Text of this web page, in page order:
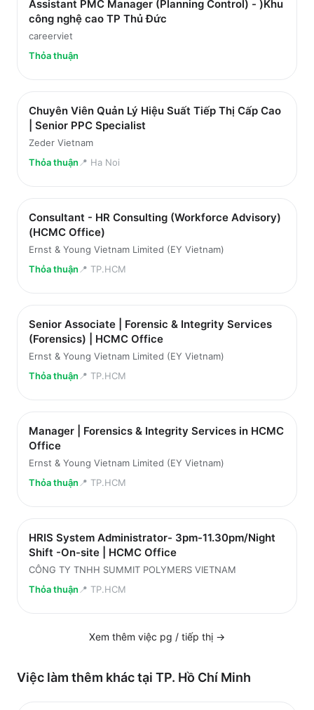
Assistant PMC Manager (Planning Control) - )Khu
công nghệ cao TP Thủ Đức
careerviet
Thỏa thuận
Chuyên Viên Quản Lý Hiệu Suất Tiếp Thị Cấp Cao
| Senior PPC Specialist
Zeder Vietnam
Thỏa thuận 📍 Ha Noi
Consultant - HR Consulting (Workforce Advisory)
(HCMC Office)
Ernst & Young Vietnam Limited (EY Vietnam)
Thỏa thuận 📍 TP.HCM
Senior Associate | Forensic & Integrity Services
(Forensics) | HCMC Office
Ernst & Young Vietnam Limited (EY Vietnam)
Thỏa thuận 📍 TP.HCM
Manager | Forensics & Integrity Services in HCMC
Office
Ernst & Young Vietnam Limited (EY Vietnam)
Thỏa thuận 📍 TP.HCM
HRIS System Administrator- 3pm-11.30pm/Night
Shift -On-site | HCMC Office
CÔNG TY TNHH SUMMIT POLYMERS VIETNAM
Thỏa thuận 📍 TP.HCM
Xem thêm việc pg / tiếp thị →
Việc làm thêm khác tại TP. Hồ Chí Minh